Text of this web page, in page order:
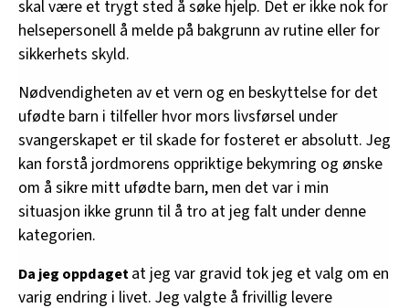
skal være et trygt sted å søke hjelp. Det er ikke nok for
helsepersonell å melde på bakgrunn av rutine eller for
sikkerhets skyld.
Nødvendigheten av et vern og en beskyttelse for det
ufødte barn i tilfeller hvor mors livsførsel under
svangerskapet er til skade for fosteret er absolutt. Jeg
kan forstå jordmorens oppriktige bekymring og ønske
om å sikre mitt ufødte barn, men det var i min
situasjon ikke grunn til å tro at jeg falt under denne
kategorien.
Da jeg oppdagetat jeg var gravid tok jeg et valg om en
varig endring i livet. Jeg valgte å frivillig levere